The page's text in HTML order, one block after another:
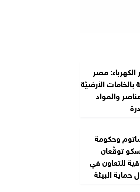
الكهرباء: مصر
بالخامات الأرضيّة
والمواد
وحكومة
توقّعان
للتعاون في
حماية البيئة